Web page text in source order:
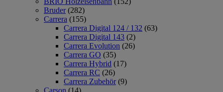
Bruder (282)
Carrera (155)
Carrera Digital 124 / 132 (63)
Carrera Digital 143 (2)
Carrera Evolution (26)
Carrera GO (35)
Carrera Hybrid (17)
Carrera RC (26)
Carrera Zubehör (9)
Carson (14)